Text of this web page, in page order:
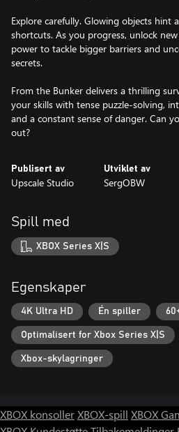
Explore carefully. Glowing objects hint
shortcuts. As you progress, unlock
power to tackle bigger barriers and
secrets.
From the Bunker delivers a thrilling
your skills with tense puzzle-solving,
and a constant sense of danger. Can
out?
Publisert av
Upscale Studio
Utviklet av
SergOBW
Spill med
XBOX Series X|S
Egenskaper
4K Ultra HD Én spiller
Optimalisert for Xbox Series X|S
Xbox-skylagringer
XBOX konsollerXBOX-spill XBOX